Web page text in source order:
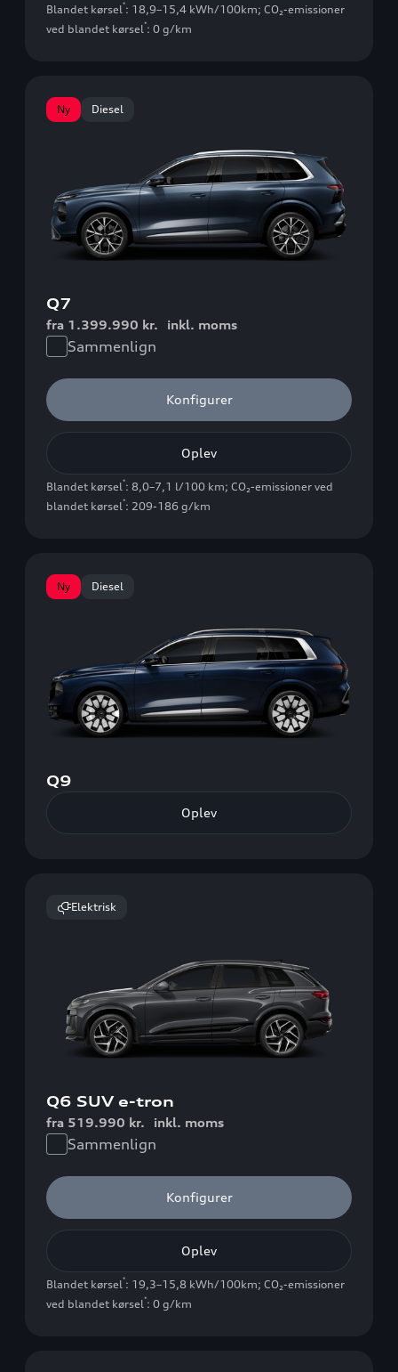
Blandet kørsel*: 18,9–15,4 kWh/100km; CO₂-emissioner
ved blandet kørsel*: 0 g/km
Ny Diesel
Q7
fra 1.399.990 kr. inkl. moms
Sammenlign
Konfigurer
Oplev
Blandet kørsel*: 8,0–7,1 l/100 km; CO₂-emissioner ved
blandet kørsel*: 209-186 g/km
Ny Diesel
Q9
Oplev
Elektrisk
Q6 SUV e-tron
fra 519.990 kr. inkl. moms
Sammenlign
Konfigurer
Oplev
Blandet kørsel*: 19,3–15,8 kWh/100km; CO₂-emissioner
ved blandet kørsel*: 0 g/km